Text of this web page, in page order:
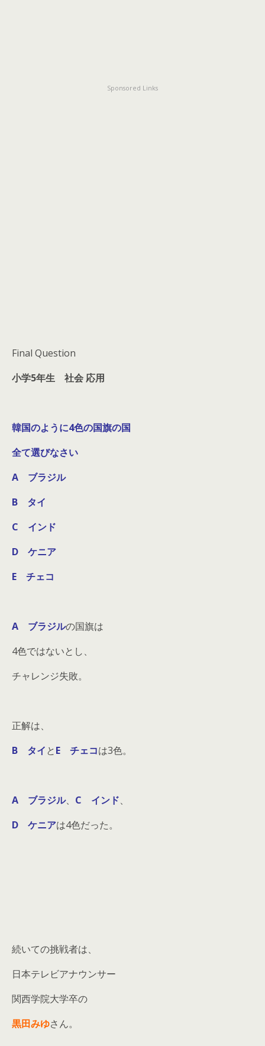
Sponsored Links
Final Question
小学5年生 社会 応用
韓国のように4色の国旗の国
全て選びなさい
A ブラジル
B タイ
C インド
D ケニア
E チェコ
A ブラジルの国旗は
4色ではないとし、
チャレンジ失敗。
正解は、
B タイとE チェコは3色。
A ブラジル、 C インド、
D ケニアは4色だった。
続いての挑戦者は、
日本テレビアナウンサー
関西学院大学卒の
黒田みゆさん。